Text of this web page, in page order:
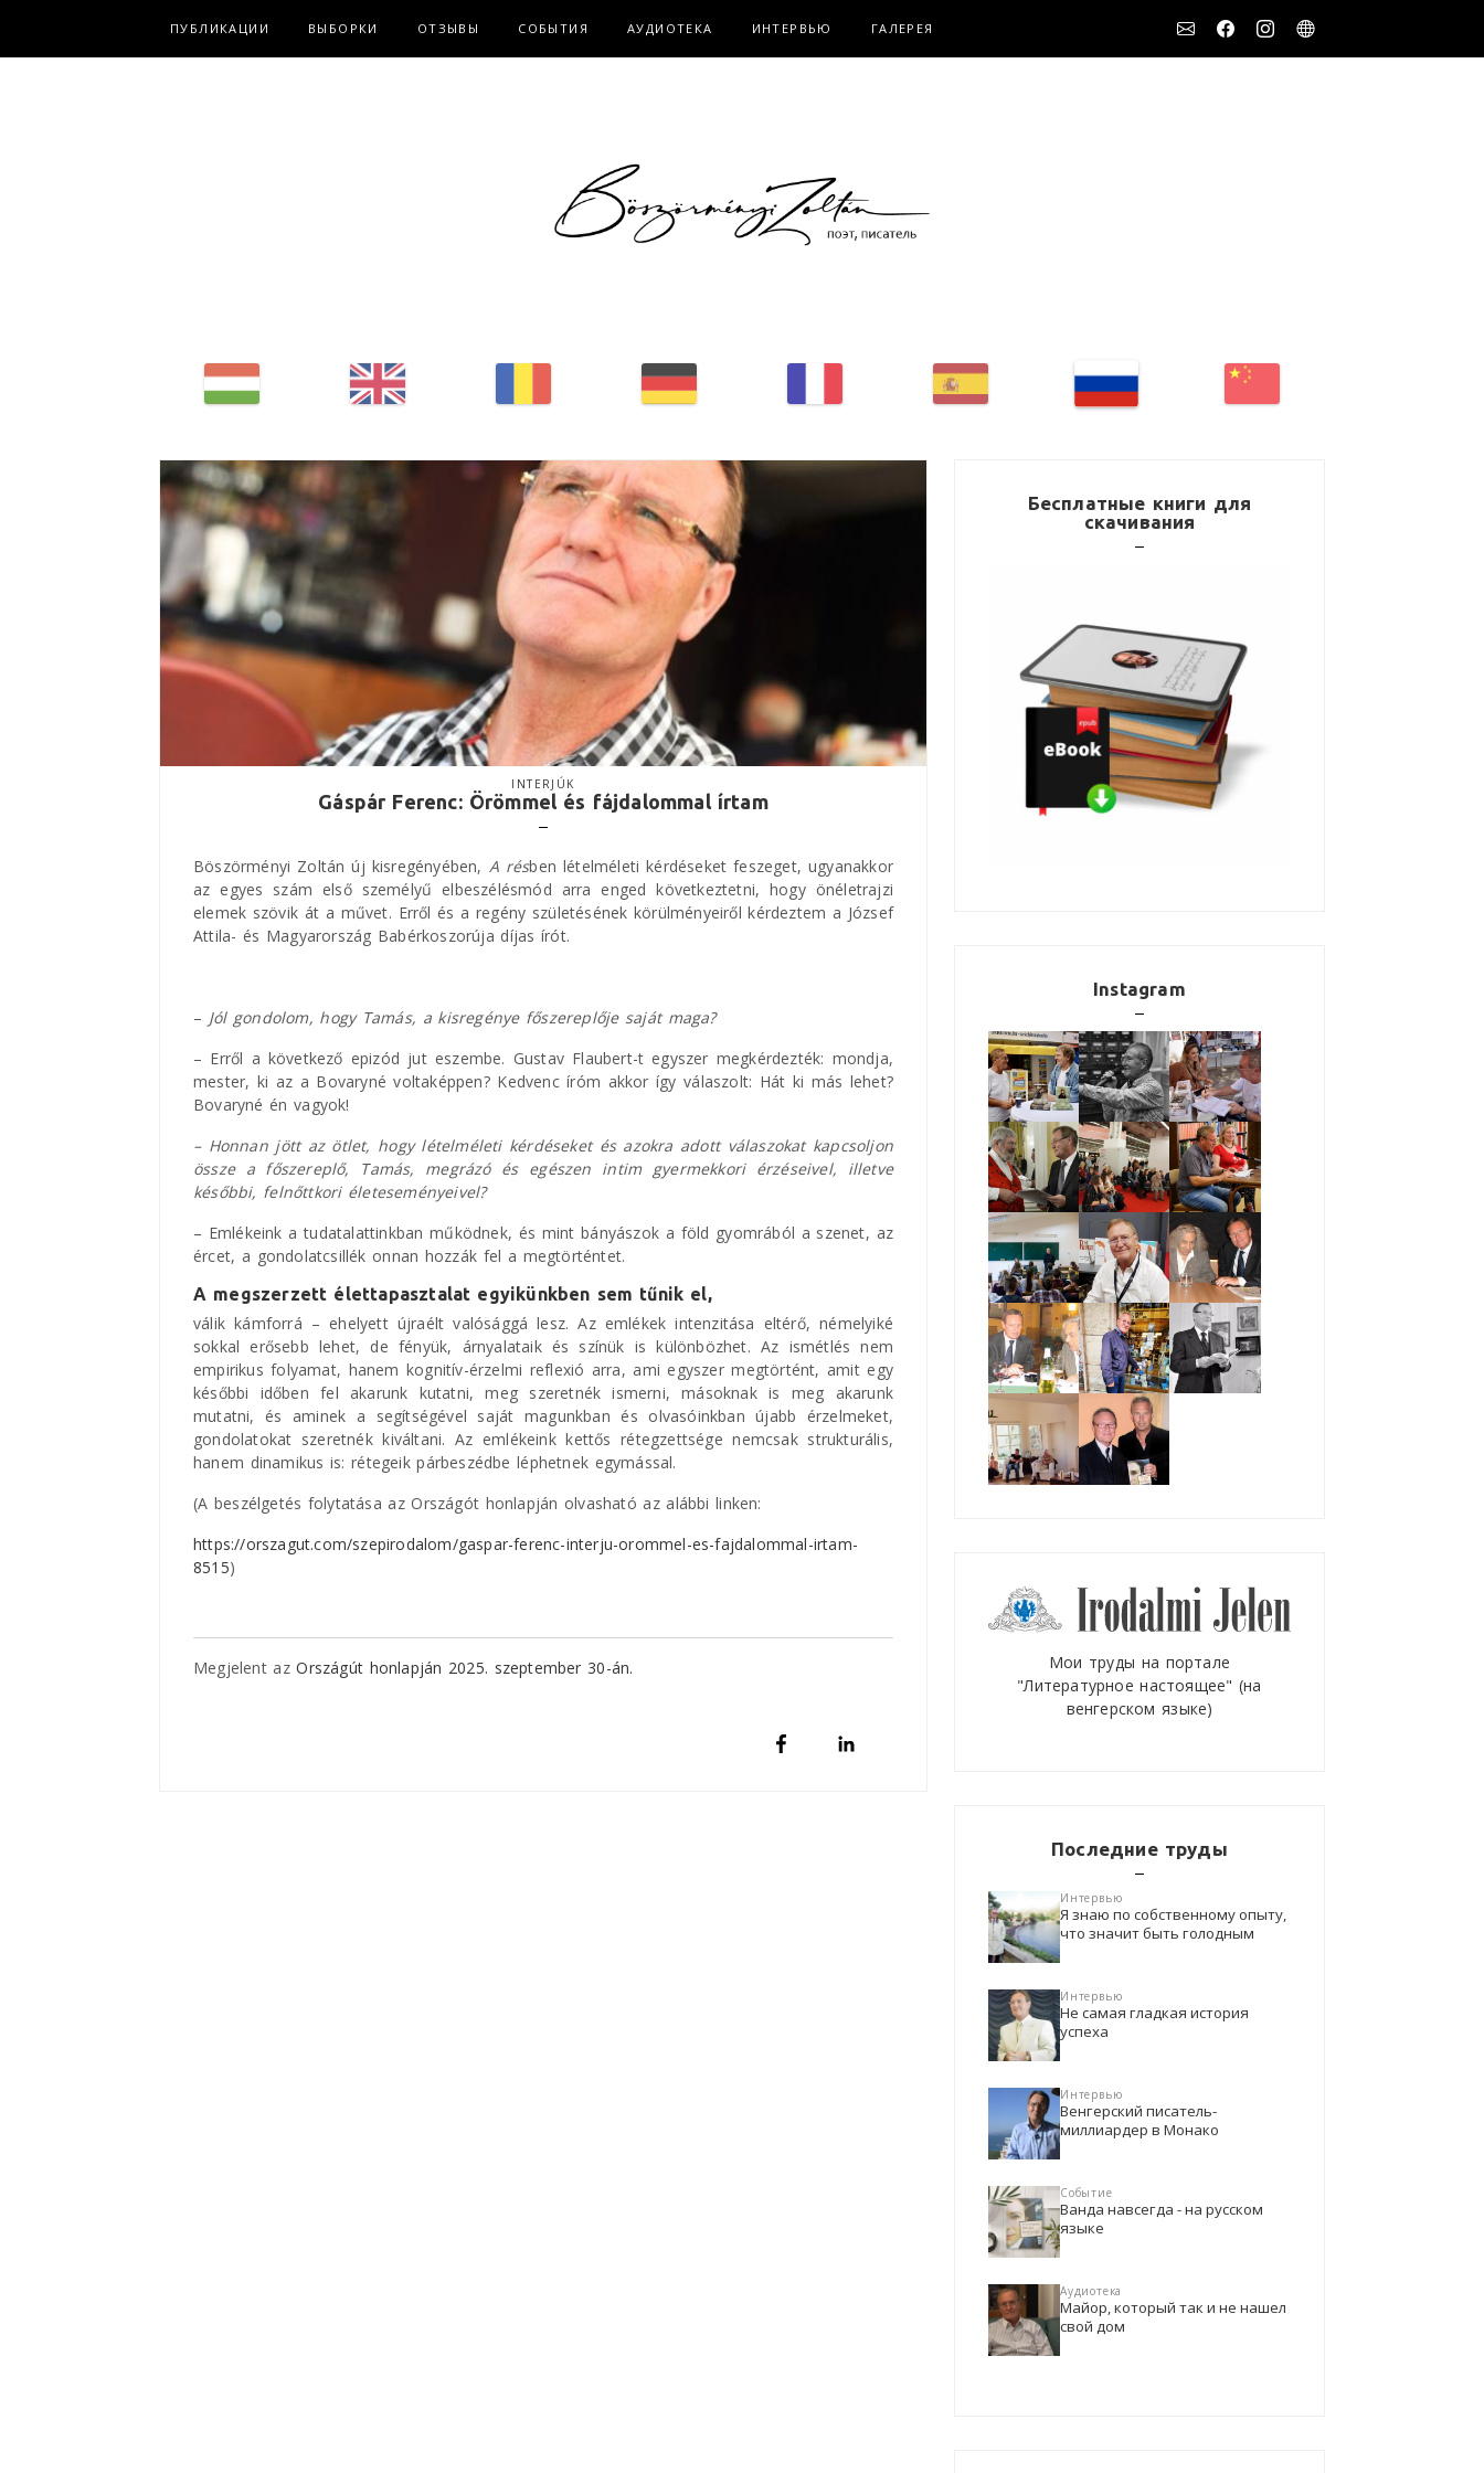
ПУБЛИКАЦИИ ВЫБОРКИ ОТЗЫВЫ СОБЫТИЯ АУДИОТЕКА ИНТЕРВЬЮ ГАЛЕРЕЯ
INTERJÚK
Gáspár Ferenc: Örömmel és fájdalommal írtam
Böszörményi Zoltán új kisregényében, A résben lételméleti kérdéseket feszeget, ugyanakkor
az egyes szám első személyű elbeszélésmód arra enged következtetni, hogy önéletrajzi
elemek szövik át a művet. Erről és a regény születésének körülményeiről kérdeztem a József
Attila- és Magyarország Babérkoszorúja díjas írót.
– Jól gondolom, hogy Tamás, a kisregénye főszereplője saját maga?
– Erről a következő epizód jut eszembe. Gustav Flaubert-t egyszer megkérdezték: mondja,
mester, ki az a Bovaryné voltaképpen? Kedvenc íróm akkor így válaszolt: Hát ki más lehet?
Bovaryné én vagyok!
– Honnan jött az ötlet, hogy lételméleti kérdéseket és azokra adott válaszokat kapcsoljon
össze a főszereplő, Tamás, megrázó és egészen intim gyermekkori érzéseivel, illetve
későbbi, felnőttkori életeseményeivel?
– Emlékeink a tudatalattinkban működnek, és mint bányászok a föld gyomrából a szenet, az
ércet, a gondolatcsillék onnan hozzák fel a megtörténtet.
A megszerzett élettapasztalat egyikünkben sem tűnik el,
válik kámforrá – ehelyett újraélt valósággá lesz. Az emlékek intenzitása eltérő, némelyiké
sokkal erősebb lehet, de fényük, árnyalataik és színük is különbözhet. Az ismétlés nem
empirikus folyamat, hanem kognitív-érzelmi reflexió arra, ami egyszer megtörtént, amit egy
későbbi időben fel akarunk kutatni, meg szeretnék ismerni, másoknak is meg akarunk
mutatni, és aminek a segítségével saját magunkban és olvasóinkban újabb érzelmeket,
gondolatokat szeretnék kiváltani. Az emlékeink kettős rétegzettsége nemcsak strukturális,
hanem dinamikus is: rétegeik párbeszédbe léphetnek egymással.
(A beszélgetés folytatása az Országót honlapján olvasható az alábbi linken:
https://orszagut.com/szepirodalom/gaspar-ferenc-interju-orommel-es-fajdalommal-irtam-
8515)
Megjelent azOrszágút honlapján 2025. szeptember 30-án.
Бесплатные книги для
скачивания
Instagram
Мои труды на портале
"Литературное настоящее" (на
венгерском языке)
Последние труды
Интервью
Я знаю по собственному опыту,
что значит быть голодным
Интервью
Не самая гладкая история
успеха
Интервью
Венгерский писатель-
миллиардер в Монако
Событие
Ванда навсегда - на русском
языке
Аудиотека
Майор, который так и не нашел
свой дом